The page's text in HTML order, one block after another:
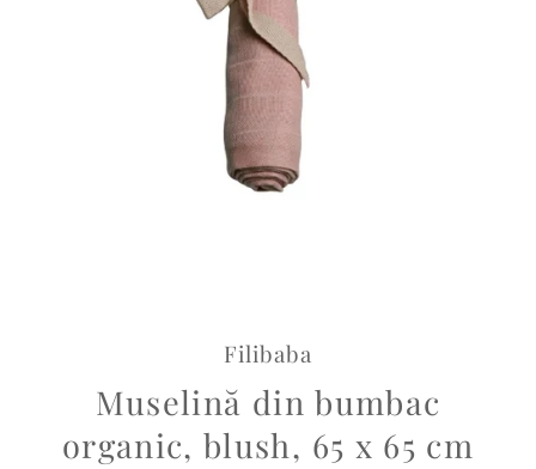
Filibaba
Muselină din bumbac
organic, blush, 65 x 65 cm